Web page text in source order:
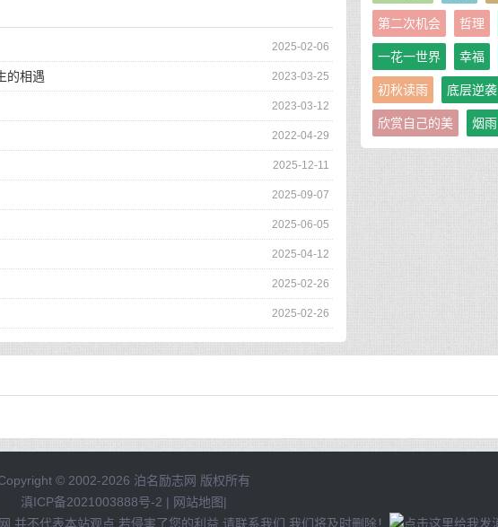
2025-02-06
2023-03-25
的相遇
2023-03-12
2022-04-29
2025-12-11
2025-09-07
2025-06-05
2025-04-12
2025-02-26
2025-02-26
第二次机会 哲理
一花一世界 幸福
初秋读雨 底层逆袭
欣赏自己的美 烟雨
© 2002-2026 泊名励志网 版权所有
滇ICP备2021003888号-2 | 网站地图|
并不代表本站观点,若侵害了您的利益,请联系我们,我们将及时删除！